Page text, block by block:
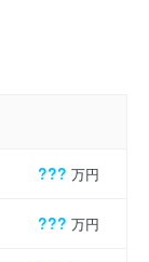
??? 万円
??? 万円